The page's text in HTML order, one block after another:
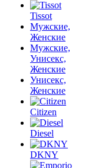
Tissot
Мужские,
Женские
Мужские,
Унисекс,
Женские
Унисекс,
Женские
Citizen
Diesel
DKNY